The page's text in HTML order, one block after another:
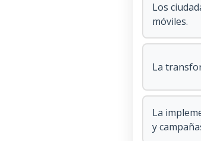
Los
móviles.
La
La
y